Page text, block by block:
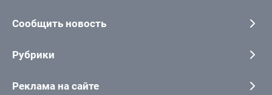
Сообщить новость
Рубрики
Реклама на сайте